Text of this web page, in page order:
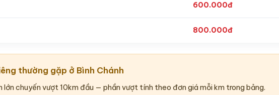
600.000đ
800.000đ
thường gặp ở Bình Chánh
lớn chuyến vượt 10km đầu — phần vượt tính theo đơn giá mỗi km trong bảng.